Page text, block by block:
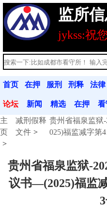
监所
jykss:祝
首页 在押
人员
服刑
人员
刑释
人员
法律
法规
论坛 新闻
动态
精选
文章
在押
人员
看
联
主
页
减刑假释
文件
贵州省福泉监狱
025)福监减字
贵州省福泉监狱-
议书—(2025)福监